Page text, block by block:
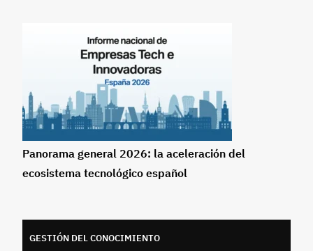
Panorama general 2026: la aceleración del
ecosistema tecnológico español
GESTIÓN DEL CONOCIMIENTO